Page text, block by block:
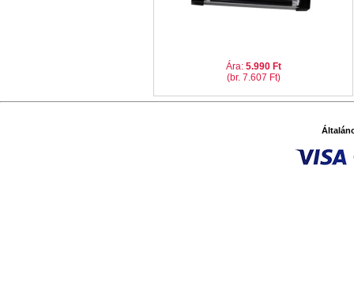
Ára: 5.990 Ft
(br. 7.607 Ft)